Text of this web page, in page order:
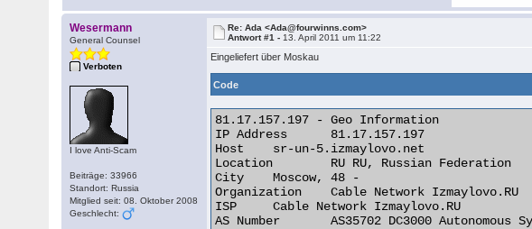
Wesermann
General Counsel
Verboten
I love Anti-Scam
Beiträge: 33966
Standort: Russia
Mitglied seit: 08. Oktober 2008
Geschlecht:
Re: Ada <Ada@fourwinns.com>
Antwort #1 - 13. April 2011 um 11:22
Eingeliefert über Moskau
Code
81.17.157.197 - Geo Information
IP Address 	81.17.157.197
Host 	sr-un-5.izmaylovo.net
Location 	RU RU, Russian Federation
City 	Moscow, 48 -
Organization 	Cable Network Izmaylovo.RU
ISP 	Cable Network Izmaylovo.RU
AS Number 	AS35702 DC3000 Autonomous System